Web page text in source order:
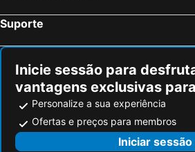
Suporte
Inicie sessão para
vantagens exclusivas
Personalize a sua experiência
Ofertas e preços para membros
Iniciar sessão